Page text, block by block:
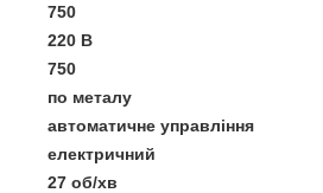
750
220 В
750
по металу
автоматичне управління
електричний
27 об/хв